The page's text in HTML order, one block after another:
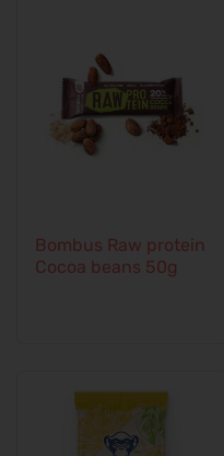
Bombus Raw protein
Cocoa beans 50g